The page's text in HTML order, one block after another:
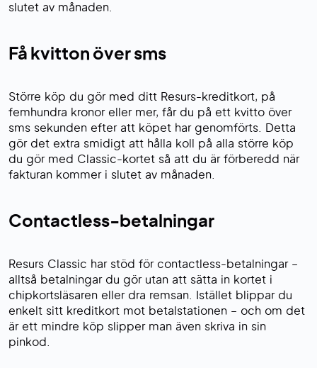
slutet av månaden.
Få kvitton över sms
Större köp du gör med ditt Resurs-kreditkort, på
femhundra kronor eller mer, får du på ett kvitto över
sms sekunden efter att köpet har genomförts. Detta
gör det extra smidigt att hålla koll på alla större köp
du gör med Classic-kortet så att du är förberedd när
fakturan kommer i slutet av månaden.
Contactless-betalningar
Resurs Classic har stöd för contactless-betalningar –
alltså betalningar du gör utan att sätta in kortet i
chipkortsläsaren eller dra remsan. Istället blippar du
enkelt sitt kreditkort mot betalstationen – och om det
är ett mindre köp slipper man även skriva in sin
pinkod.